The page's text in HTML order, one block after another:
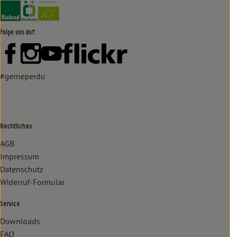
Externer Link zu https://www.bioland.de/verbraucher
Externer Link zu https://www.oekokiste.de/
Folge uns auf:
Externer Link zu https://www.facebook.com/lammertzhof/
Externer Link zu https://www.instagram.com/
Externer Link zu https://www.youtube.com/
Externer Link zu https://
#gerneperdu
Rechtliches
AGB
Impressum
Datenschutz
Widerruf-Formular
Service
Downloads
FAQ